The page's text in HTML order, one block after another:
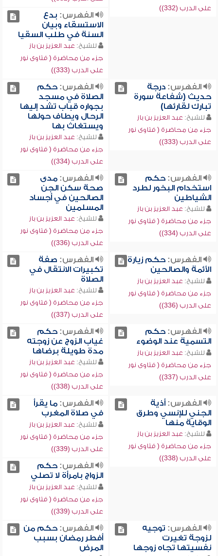
على الدرب (332))
الفهرس: بدع
الاستسقاء وبيان
السنة في طلب السقيا
للشيخ: عبد العزيز بن باز
جزء من محاضرة ( فتاوى نور
على الدرب (333))
الفهرس:درجة
حديث (شفاعة سورة
تبارك لقارئها)
للشيخ: عبد العزيز بن باز
جزء من محاضرة ( فتاوى نور
على الدرب (333))
الفهرس:حكم
الصلاة في مسجد
بجواره قباب تشد إليها
الرحال ويطاف حولها
ويستغاث بها
للشيخ: عبد العزيز بن باز
جزء من محاضرة ( فتاوى نور
على الدرب (334))
الفهرس:حكم
استخدام البخور لطرد
الشياطين
للشيخ: عبد العزيز بن باز
جزء من محاضرة ( فتاوى نور
على الدرب (334))
الفهرس:مدى
صحة سكن الجن
الصالحين في أجساد
المسلمين
للشيخ: عبد العزيز بن باز
جزء من محاضرة ( فتاوى نور
على الدرب (336))
الفهرس:حكم زيارة
الأئمة والصالحين
للشيخ: عبد العزيز بن باز
جزء من محاضرة ( فتاوى نور
على الدرب (336))
الفهرس: صفة
تكبيرات الانتقال في
الصلاة
للشيخ: عبد العزيز بن باز
جزء من محاضرة ( فتاوى نور
على الدرب (337))
الفهرس:حكم
التسمية عند الوضوء
للشيخ: عبد العزيز بن باز
جزء من محاضرة ( فتاوى نور
على الدرب (337))
الفهرس:حكم
غياب الزوج عن زوجته
مدة طويلة برضاها
للشيخ: عبد العزيز بن باز
جزء من محاضرة ( فتاوى نور
على الدرب (338))
الفهرس:أذية
الجني للإنسي وطرق
الوقاية منها
للشيخ: عبد العزيز بن باز
جزء من محاضرة ( فتاوى نور
على الدرب (338))
الفهرس:ما يقرأ
في صلاة المغرب
للشيخ: عبد العزيز بن باز
جزء من محاضرة ( فتاوى نور
على الدرب (339))
الفهرس:حكم
الزواج بامرأة لا تصلي
للشيخ: عبد العزيز بن باز
جزء من محاضرة ( فتاوى نور
على الدرب (339))
الفهرس: توجيه
لزوجة تغيرت
نفسيتها تجاه زوجها
الفهرس:حكم من
أفطر رمضان بسبب
المرض